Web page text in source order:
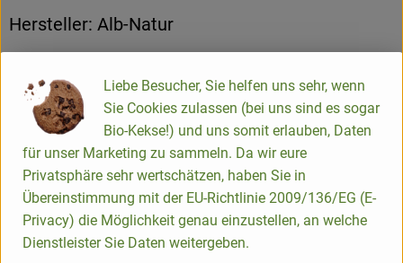
Hersteller: Alb-Natur
ALB-GOLD Teigwaren GmbH & Co. KG
D 72818 Trochtelfingen
Lange Bio-Tradition und eine Qualitätsphilosophie, die bei
den Rohstoffen beginnt
Alb-Natur: Premium-Teigwaren für den Naturkostfachhandel
Liebe Besucher, Sie helfen uns sehr, wenn
Sie Cookies zulassen (bei uns sind es sogar
Bio-Kekse!) und uns somit erlauben, Daten
für unser Marketing zu sammeln. Da wir eure
Privatsphäre sehr wertschätzen, haben Sie in
Übereinstimmung mit der EU-Richtlinie 2009/136/EG (E-
Privacy) die Möglichkeit genau einzustellen, an welche
Dienstleister Sie Daten weitergeben.